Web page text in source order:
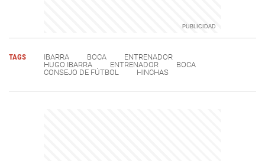
TAGS IBARRA BOCA
ENTRENADOR
HUGO IBARRA
ENTRENADOR
BOCA
CONSEJO DE FÚTBOL
HINCHAS